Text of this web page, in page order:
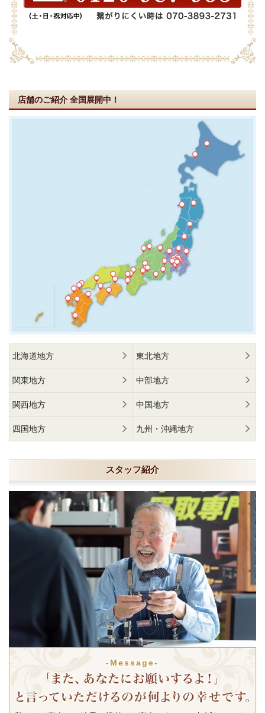
店舗のご紹介 全国展開中！
北海道地方 東北地方
関東地方 中部地方
関西地方 中国地方
四国地方 九州・沖縄地方
スタッフ紹介
-Message-